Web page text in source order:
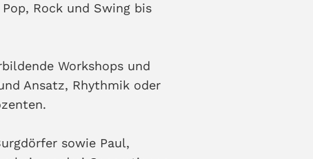
Rock und Swing bis
Workshops und
Ansatz, Rhythmik oder
sowie Paul,